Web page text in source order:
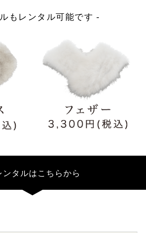
もレンタル可能です -
ンタルはこちらから